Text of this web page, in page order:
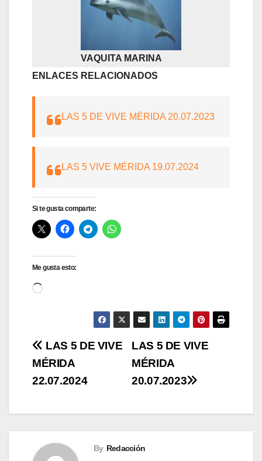
VAQUITA MARINA
ENLACES RELACIONADOS
LAS 5 DE VIVE MÉRIDA 20.07.2023
LAS 5 VIVE MÉRIDA 19.07.2024
Si te gusta comparte:
Me gusta esto:
Cargando...
Navegación
de
LAS 5 DE VIVE
MÉRIDA
20.07.2023
LAS 5 DE VIVE
MÉRIDA
22.07.2024
By Redacción